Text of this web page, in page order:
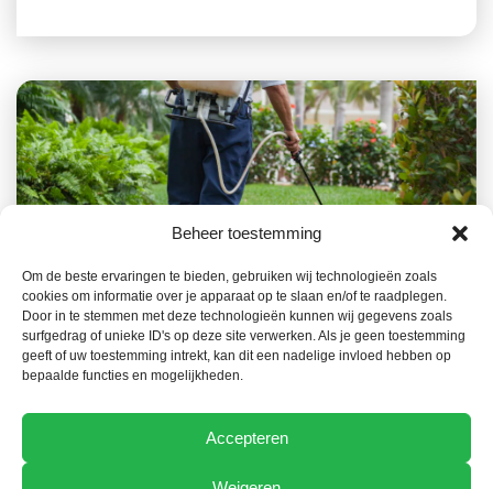
Beheer toestemming
Om de beste ervaringen te bieden, gebruiken wij technologieën zoals
cookies om informatie over je apparaat op te slaan en/of te raadplegen.
Door in te stemmen met deze technologieën kunnen wij gegevens zoals
surfgedrag of unieke ID's op deze site verwerken. Als je geen toestemming
geeft of uw toestemming intrekt, kan dit een nadelige invloed hebben op
bepaalde functies en mogelijkheden.
Accepteren
22 JUIN 2026 TECHNIQUE
Un registre de l’utilisation des produits phytos
au format électronique à partir du 1er janvier
2027